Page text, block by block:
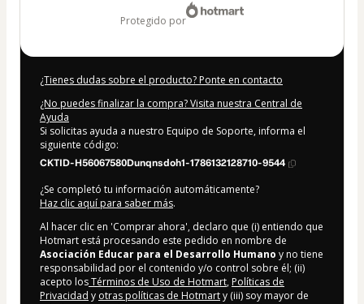
protegido por
¿Tienes dudas sobre el producto? Ponte en contacto
¿No puedes finalizar la compra? Visita nuestra Central de
Ayuda
Si solicitas ayuda a nuestro Equipo de Soporte, informa el
siguiente código:
CKTID-H56067580Dunqnsdoh1-1786132128710-9544
¿Se completó tu información automáticamente?
Haz clic aquí para saber más.
Al hacer clic en 'Comprar ahora', declaro que (i) entiendo que
Hotmart está procesando este pedido en nombre de
Asociación Educar para el Desarrollo Humano y no tiene
responsabilidad por el contenido y/o control sobre él; (ii)
acepto losTérminos de Uso de Hotmart, Políticas de
Privacidad y otras políticas de Hotmarty (iii) soy mayor de